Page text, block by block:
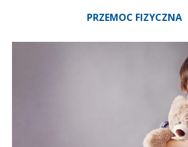
PRZEMOC FIZYCZNA